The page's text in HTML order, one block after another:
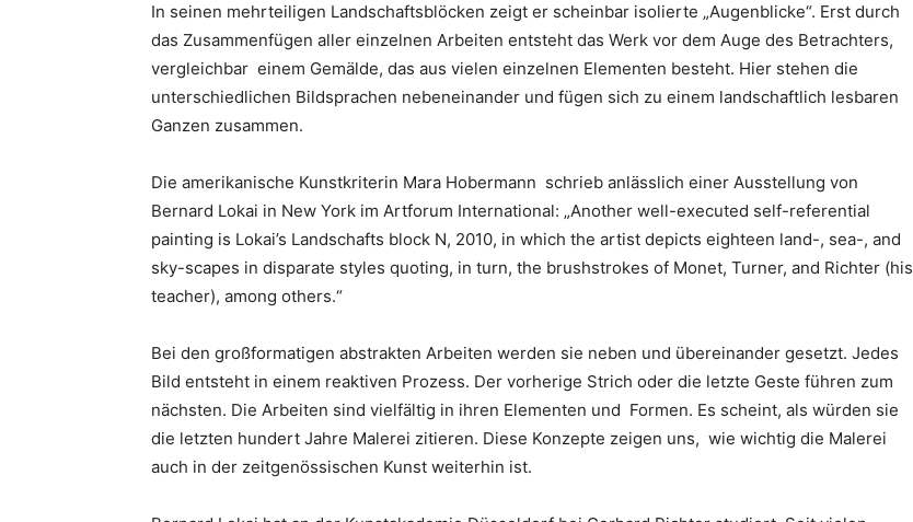
In seinen mehrteiligen Landschaftsblöcken zeigt er scheinbar isolierte „Augenblicke“. Erst durch
das Zusammenfügen aller einzelnen Arbeiten entsteht das Werk vor dem Auge des Betrachters,
vergleichbar einem Gemälde, das aus vielen einzelnen Elementen besteht. Hier stehen die
unterschiedlichen Bildsprachen nebeneinander und fügen sich zu einem landschaftlich lesbaren
Ganzen zusammen.
Die amerikanische Kunstkriterin Mara Hobermann schrieb anlässlich einer Ausstellung von
Bernard Lokai in New York im Artforum International: „Another well-executed self-referential
painting is Lokai’s Landschafts block N, 2010, in which the artist depicts eighteen land-, sea-, and
sky-scapes in disparate styles quoting, in turn, the brushstrokes of Monet, Turner, and Richter (his
teacher), among others.“
Bei den großformatigen abstrakten Arbeiten werden sie neben und übereinander gesetzt. Jedes
Bild entsteht in einem reaktiven Prozess. Der vorherige Strich oder die letzte Geste führen zum
nächsten. Die Arbeiten sind vielfältig in ihren Elementen und Formen. Es scheint, als würden sie
die letzten hundert Jahre Malerei zitieren. Diese Konzepte zeigen uns, wie wichtig die Malerei
auch in der zeitgenössischen Kunst weiterhin ist.